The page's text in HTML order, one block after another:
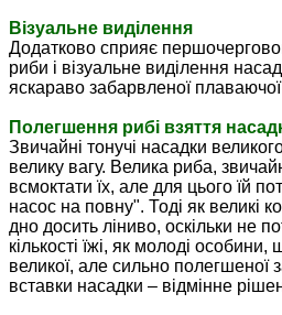
Візуальне виділення
Додатково сприяє
риби і візуальне виділення
яскараво забарвленої
Полегшення рибі взяття
Звичайні тонучі насадки
велику вагу. Велика риба,
всмоктати їх, але для цього їй
насос на повну". Тоді як великі
дно досить ліниво, оскільки не
кількості їжі, як молоді особини,
великої, але сильно полегшеної
вставки насадки – відмінне